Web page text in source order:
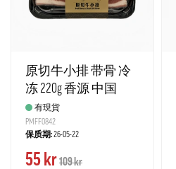
原切牛小排 带骨 冷
冻 220g 香源 中国
有現貨
PMFF0842
保质期:26-05-22
55 kr109 kr